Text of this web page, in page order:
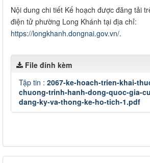
Nội dung chi tiết Kế hoạch được đăng tải
điện tử phường Long Khánh tại địa chỉ:
https://longkhanh.dongnai.gov.vn/.
File đính kèm
Tập tin : 2067-ke-hoach-trien-khai-
chuong-trinh-hanh-dong-quoc-gia-
dang-ky-va-thong-ke-ho-tich-1.pdf